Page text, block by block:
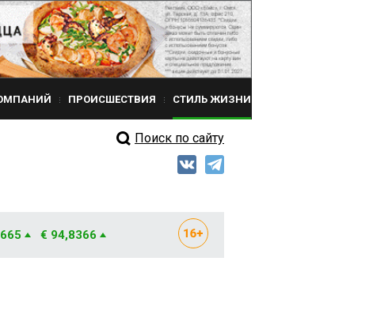
ПРОИСШЕСТВИЯ СТИЛЬ ЖИЗНИ
Поиск по сайту
€ 94,8366